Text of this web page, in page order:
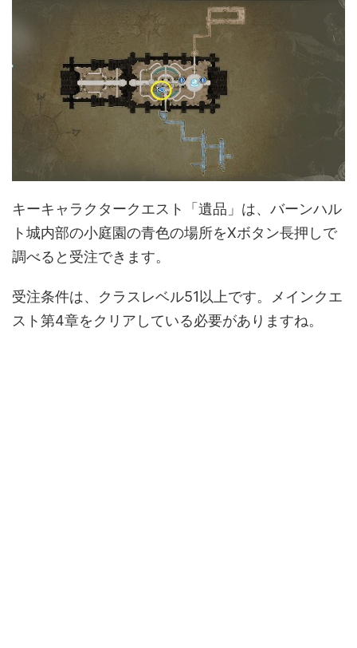
キーキャラクタークエスト「遺品」は、バーンハル
ト城内部の小庭園の青色の場所をXボタン長押しで
調べると受注できます。
受注条件は、クラスレベル51以上です。メインクエ
スト第4章をクリアしている必要がありますね。